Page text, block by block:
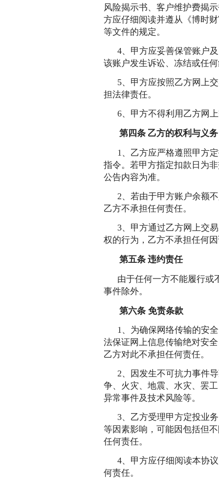
风险揭示书、客户维护费揭
方应仔细阅读并遵从《博时
等文件的规定。
4、甲方应妥善保管账户
该账户发生诉讼、冻结或任
5、甲方应按照乙方网上
担法律责任。
6、甲方不得利用乙方网
第四条 乙方的权利与义务
1、乙方应严格遵照甲方
指令。若甲方指定扣款日为
公告内容为准。
2、若由于甲方账户余额
乙方不承担任何责任。
3、甲方通过乙方网上交
权的行为，乙方不承担任何
第五条 违约责任
由于任何一方不能履行或
事件除外。
第六条 免责条款
1、为确保网络传输的安
法保证网上信息传输绝对安
乙方对此不承担任何责任。
2、因发生不可抗力事件
争、火灾、地震、水灾、罢
异常事件及技术风险等。
3、乙方受理甲方定投业
等因素影响，可能因包括但
任何责任。
4、甲方应仔细阅读本协
何责任。